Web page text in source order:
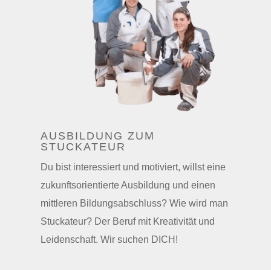
AUSBILDUNG ZUM
STUCKATEUR
Du bist interessiert und motiviert, willst eine
zukunftsorientierte Ausbildung und einen
mittleren Bildungsabschluss? Wie wird man
Stuckateur? Der Beruf mit Kreativität und
Leidenschaft. Wir suchen DICH !